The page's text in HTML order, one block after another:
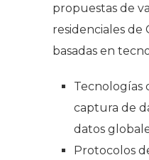
propuestas de
residenciales de
basadas en
Tecnologías
captura de
datos
Protocolos